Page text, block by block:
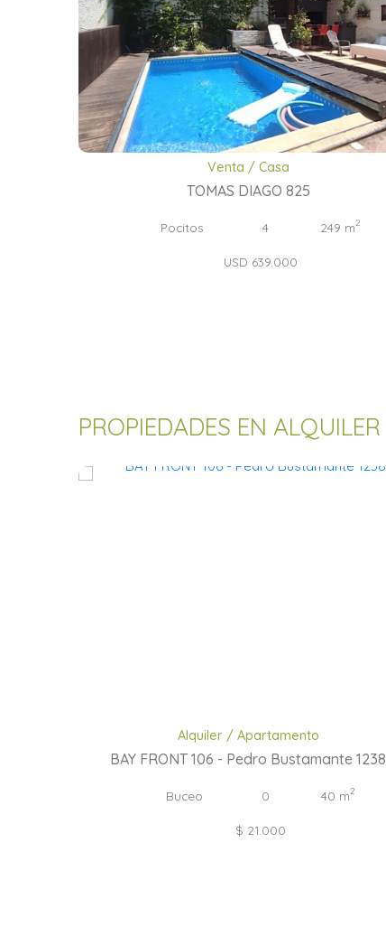
Venta / Casa
TOMAS DIAGO 825
Pocitos 4 249 m2
USD 639.000
PROPIEDADES EN ALQUILER
Alquiler / Apartamento
BAY FRONT 106 - Pedro Bustamante 1238
Buceo 0 40 m2
$ 21.000